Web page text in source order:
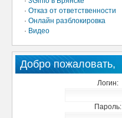
· Отказ от ответственности
· Онлайн разблокировка
· Видео
Добро пожаловать,
Логин:
Пароль: